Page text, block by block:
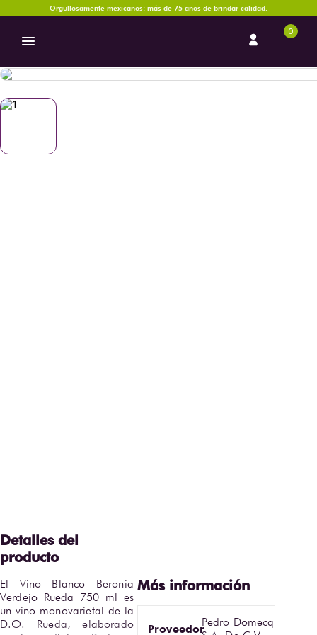
Orgullosamente mexicanos: más de 75 años de brindar calidad.
0
El Vino Blanco Beronia
Verdejo Rueda 750 ml es
un vino monovarietal de la
D.O. Rueda, elaborado
ProveedorPedro Domecq